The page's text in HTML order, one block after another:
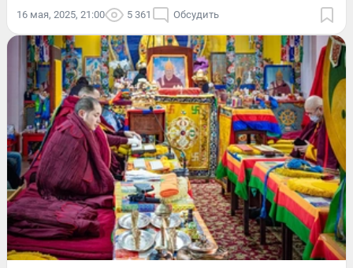
16 мая, 2025, 21:00 5 361 Обсудить